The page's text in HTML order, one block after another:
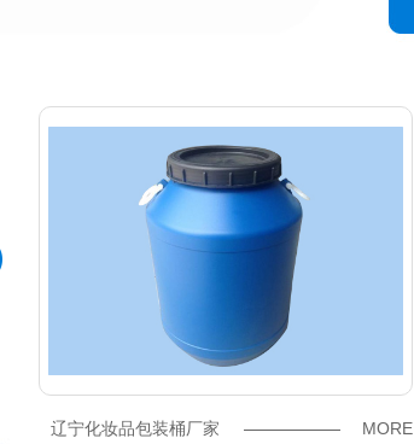
辽宁化妆品包装桶厂家 MORE